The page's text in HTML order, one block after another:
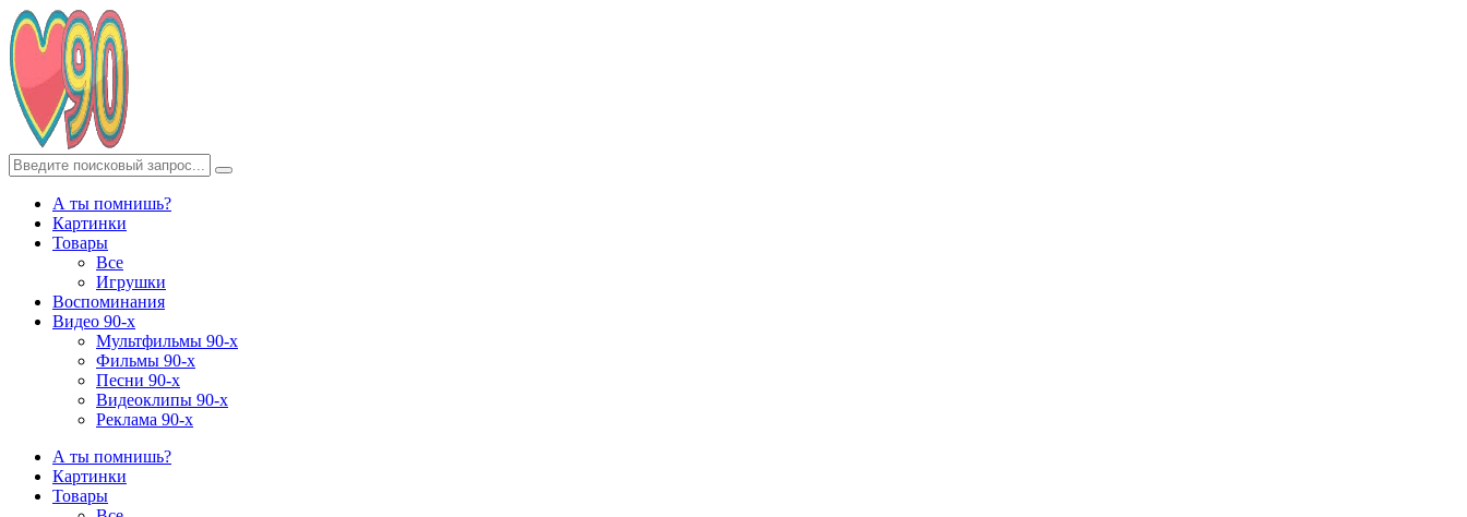
А ты помнишь?
Картинки
Товары
Все
Игрушки
Воспоминания
Видео 90-х
Мультфильмы 90-х
Фильмы 90-х
Песни 90-х
Видеоклипы 90-х
Реклама 90-х
А ты помнишь?
Картинки
Товары